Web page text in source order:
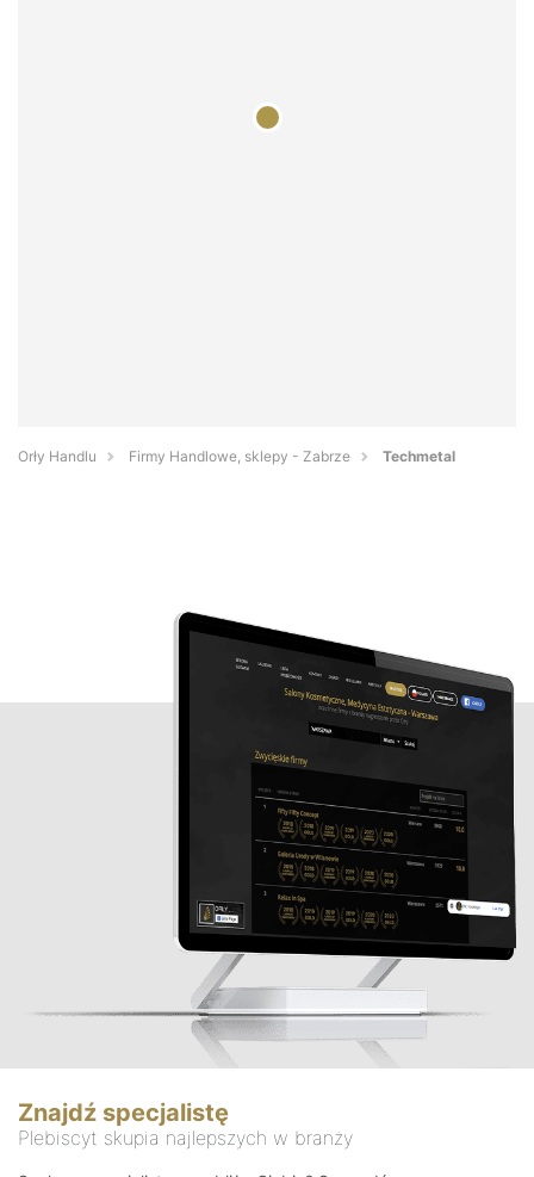
Orły Handlu Firmy Handlowe, sklepy - Zabrze Techmetal
Znajdź specjalistę
Plebiscyt skupia najlepszych w branży